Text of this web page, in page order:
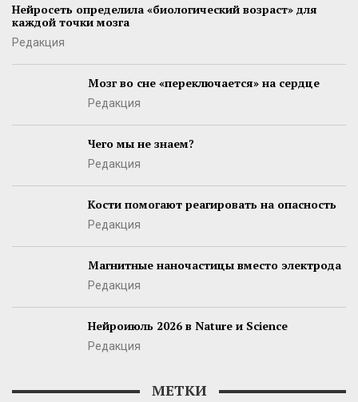
Нейросеть определила «биологический возраст» для
каждой точки мозга
Редакция
Мозг во сне «переключается» на сердце
Редакция
Чего мы не знаем?
Редакция
Кости помогают реагировать на опасность
Редакция
Магнитные наночастицы вместо электрода
Редакция
Нейроиюль 2026 в Nature и Science
Редакция
МЕТКИ